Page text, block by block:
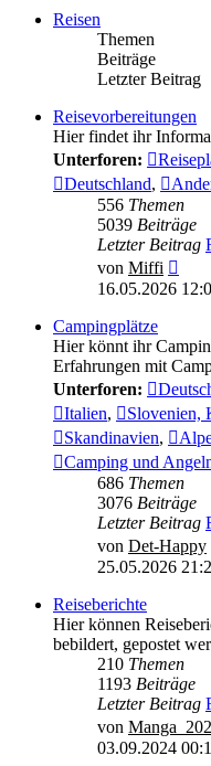
Reisen
Themen
Beiträge
Letzter Beitrag
Reisevorbereitungen
Hier findet ihr
Unterforen:
Deutschland,
556 Themen
5039 Beiträge
Letzter Beitrag
von Miffi
16.05.2026
Campingplätze
Hier könnt ihr
Erfahrungen mit
Unterforen:
Italien, Slovenien,
Skandinavien,
Camping und
686 Themen
3076 Beiträge
Letzter Beitrag
von Det-Happy
25.05.2026
Reiseberichte
Hier können
bebildert, gepostet
210 Themen
1193 Beiträge
Letzter Beitrag
von
03.09.2024